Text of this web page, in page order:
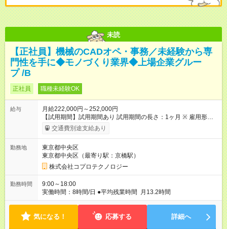
未読
【正社員】機械のCADオペ・事務／未経験から専
門性を手に◆モノづくり業界◆上場企業グルー
プ /B
正社員 職種未経験OK
給与
月給222,000円～252,000円
【試用期間】試用期間あり 試用期間の長さ：1ヶ月 ※ 雇用形態
と給与に、本採用時と異なる部分があります。 雇用形態：本採
用時と同じです。 給与：月給 200,000円 ～ 200,000円 ※残業代
交通費別途支給あり
勤務地
東京都中央区
東京都中央区（最寄り駅：京橋駅）
株式会社コプロテクノロジー
勤務時間
9:00～18:00
実働時間：8時間/日 ●平均残業時間 月13.2時間
気になる！ 応募する 詳細へ